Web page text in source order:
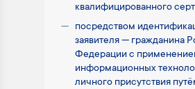
квалифицированного
посредством
заявителя — гражданина
Федерации с
информационных
личного присутствия